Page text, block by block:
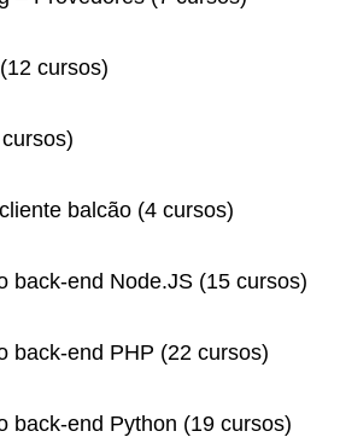
cursos)
balcão (4 cursos)
back-end Node.JS (15 cursos)
back-end PHP (22 cursos)
back-end Python (19 cursos)